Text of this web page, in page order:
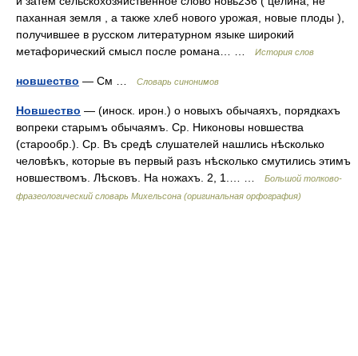
паханная земля , а также хлеб нового урожая, новые плоды ),
получившее в русском литературном языке широкий
метафорический смысл после романа… …
История слов
новшество — См … Словарь синонимов
Новшество — (иноск. ирон.) о новыхъ обычаяхъ, порядкахъ
вопреки старымъ обычаямъ. Ср. Никоновы новшества
(старообр.). Ср. Въ средѣ слушателей нашлись нѣсколько
человѣкъ, которые въ первый разъ нѣсколько смутились этимъ
новшествомъ. Лѣсковъ. На ножахъ. 2, 1.… …
Большой толково-
фразеологический словарь Михельсона (оригинальная орфография)